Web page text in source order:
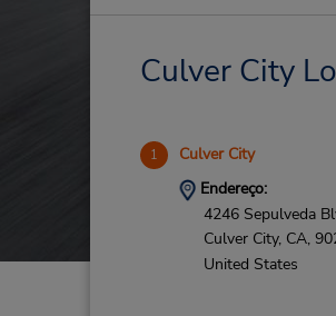
Culver City
1 Culver City
Endereço:
4246 Sepulveda
Culver City, CA,
United States